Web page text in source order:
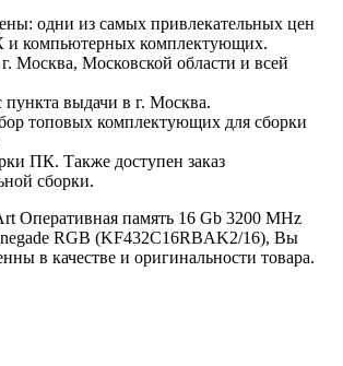
одни из самых привлекательных цен
и компьютерных комплектующих.
Москва, Московской области и всей
выдачи в г. Москва.
топовых комплектующих для сборки
ПК. Также доступен заказ
сборки.
Оперативная память 16 Gb 3200 MHz
RGB (KF432C16RBAK2/16), Вы
в качестве и оригинальности товара.